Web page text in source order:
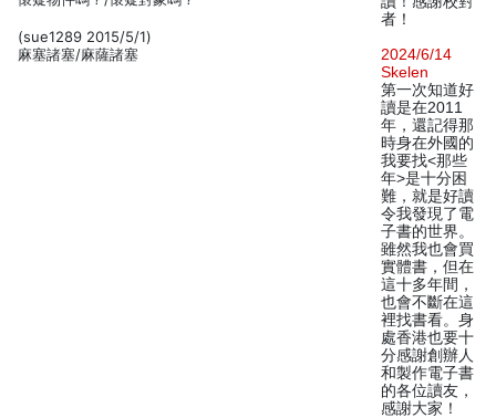
(sue1289 2015/5/1)
麻塞諸塞/麻薩諸塞
者！
2024/6/14
Skelen
第一次知道好
讀是在2011
年，還記得那
時身在外國的
我要找<那些
年>是十分困
難，就是好讀
令我發現了電
子書的世界。
雖然我也會買
實體書，但在
這十多年間，
也會不斷在這
裡找書看。身
處香港也要十
分感謝創辦人
和製作電子書
的各位讀友，
感謝大家！